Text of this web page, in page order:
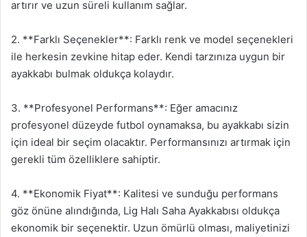
artırır ve uzun süreli kullanım sağlar.
2. **Farklı Seçenekler**: Farklı renk ve model seçenekleri
ile herkesin zevkine hitap eder. Kendi tarzınıza uygun bir
ayakkabı bulmak oldukça kolaydır.
3. **Profesyonel Performans**: Eğer amacınız
profesyonel düzeyde futbol oynamaksa, bu ayakkabı sizin
için ideal bir seçim olacaktır. Performansınızı artırmak için
gerekli tüm özelliklere sahiptir.
4. **Ekonomik Fiyat**: Kalitesi ve sunduğu performans
göz önüne alındığında, Lig Halı Saha Ayakkabısı oldukça
ekonomik bir seçenektir. Uzun ömürlü olması, maliyetinizi